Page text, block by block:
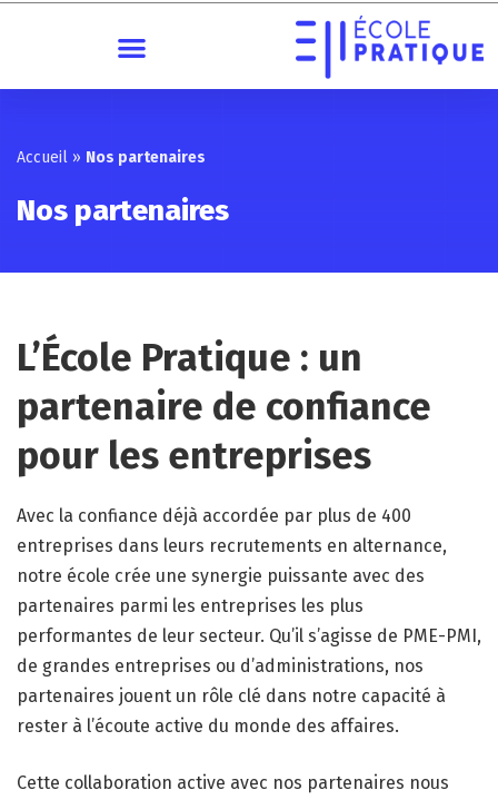
Accueil » Nos partenaires
Nos partenaires
L’École Pratique : un
partenaire de confiance
pour les entreprises
Avec la confiance déjà accordée par plus de 400
entreprises dans leurs recrutements en alternance,
notre école crée une synergie puissante avec des
partenaires parmi les entreprises les plus
performantes de leur secteur. Qu’il s’agisse de PME-PMI,
de grandes entreprises ou d’administrations, nos
partenaires jouent un rôle clé dans notre capacité à
rester à l’écoute active du monde des affaires.
Cette collaboration active avec nos partenaires nous